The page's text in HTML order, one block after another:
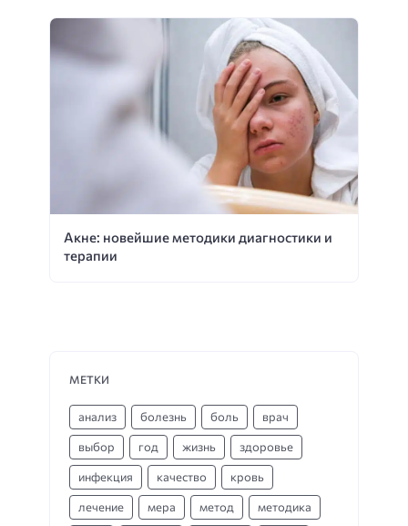
Акне: новейшие методики диагностики и
терапии
МЕТКИ
анализ болезнь боль врач
выбор год жизнь здоровье
инфекция качество кровь
лечение мера метод методика